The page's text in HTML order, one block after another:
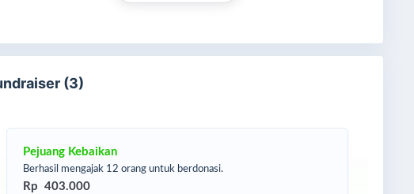
(3)
Pejuang Kebaikan
Berhasil mengajak 12 orang untuk berdonasi.
Rp 403.000